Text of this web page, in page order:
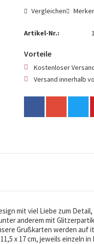
Vergleichen
Artikel-Nr.:
Vorteile
Kostenloser
Versand innerhalb
mit viel Liebe zum
anderem mit
Grußkarten werden auf
x 17 cm, jeweils einzeln